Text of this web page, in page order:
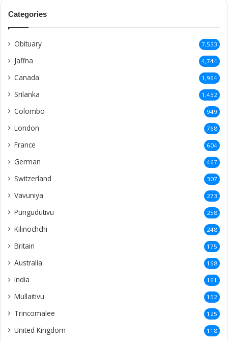
Categories
Obituary 7,533
Jaffna 4,744
Canada 1,964
Srilanka 1,432
Colombo 949
London 768
France 604
German 467
Switzerland 307
Vavuniya 273
Pungudutivu 258
Kilinochchi 248
Britain 175
Australia 168
India 161
Mullaitivu 152
Trincomalee 125
United Kingdom 118